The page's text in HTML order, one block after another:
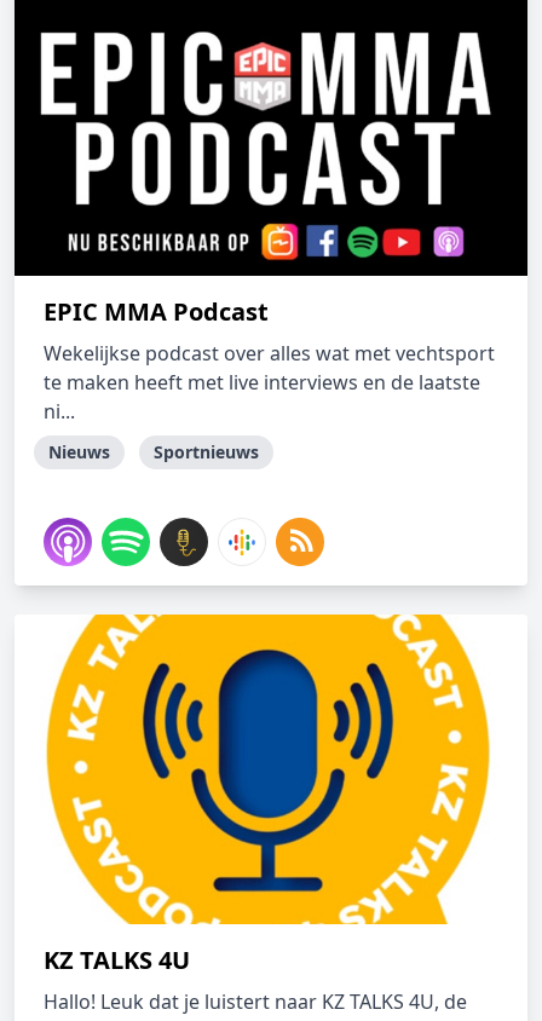
EPIC MMA Podcast
Wekelijkse podcast over alles wat met vechtsport
te maken heeft met live interviews en de laatste
ni...
Nieuws Sportnieuws
KZ TALKS 4U
Hallo! Leuk dat je luistert naar KZ TALKS 4U, de